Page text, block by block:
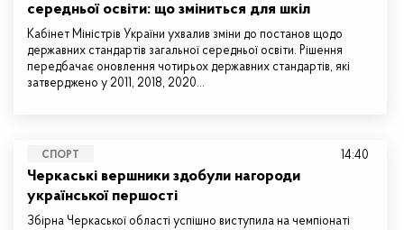
середньої освіти: що зміниться для шкіл
Кабінет Міністрів України ухвалив зміни до постанов щодо
державних стандартів загальної середньої освіти. Рішення
передбачає оновлення чотирьох державних стандартів, які
затверджено у 2011, 2018, 2020…
СПОРТ
Черкаські вершники здобули нагороди
української першості
Збірна Черкаської області успішно виступила на чемпіонаті
14:40